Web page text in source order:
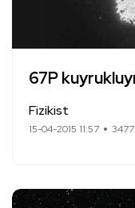
67P
Fizikist
15-04-2015 11:57